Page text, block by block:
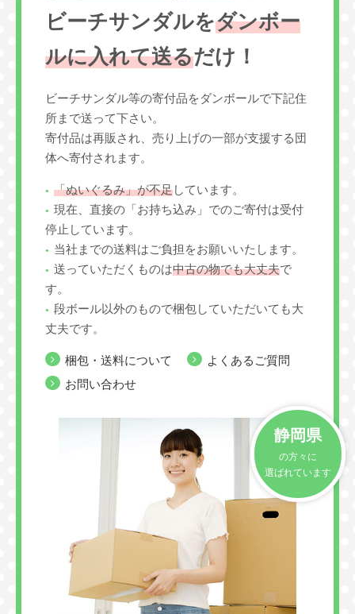
ビーチサンダルをダンボー
ルに入れて送るだけ！
ビーチサンダル等の寄付品をダンボールで下記住
所まで送って下さい。
寄付品は再販され、売り上げの一部が支援する団
体へ寄付されます。
「ぬいぐるみ」が不足しています。
現在、直接の「お持ち込み」でのご寄付は受付
停止しています。
当社までの送料はご負担をお願いいたします。
送っていただくものは中古の物でも大丈夫で
す。
段ボール以外のもので梱包していただいても大
丈夫です。
梱包・送料について
よくあるご質問
お問い合わせ
静岡県
の方々に
選ばれています